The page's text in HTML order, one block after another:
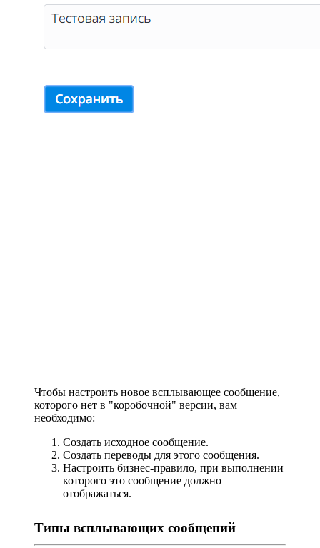
Чтобы настроить новое всплывающее сообщение,
которого нет в "коробочной" версии, вам
необходимо:
Создать исходное сообщение.
Создать переводы для этого сообщения.
Настроить бизнес-правило, при выполнении
которого это сообщение должно
отображаться.
Типы всплывающих сообщений